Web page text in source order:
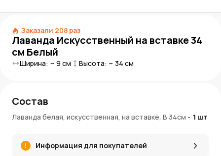
Заказали 208 раз
Лаванда Искусственный на вставке 34
см Белый
Ширина: ~ 9 см Высота: ~ 34 см
Состав
Лаванда белая, искусственная, на вставке, В 34см - 1 шт
Информация для покупателей